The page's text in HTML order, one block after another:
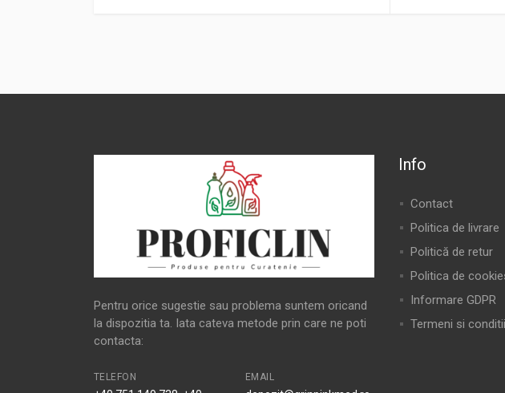
Pentru orice sugestie sau problema suntem oricand
la dispozitia ta. Iata cateva metode prin care ne poti
contacta:
TELEFON EMAIL
Info
Contact
Politica de livrare
Politică de retur
Politica de
Informare GDPR
Termeni si conditii